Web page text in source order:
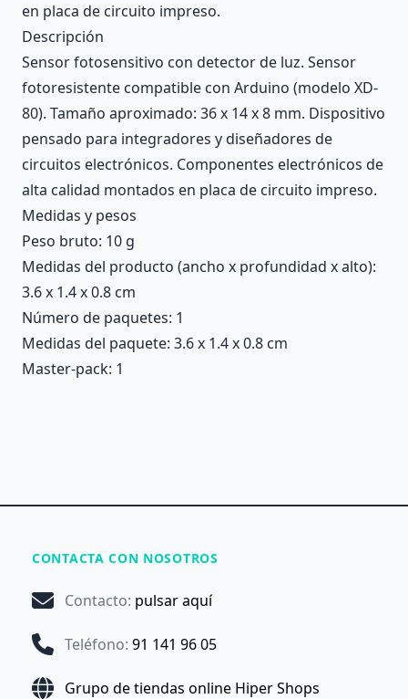
en placa de circuito impreso.
Descripción
Sensor fotosensitivo con detector de luz. Sensor
fotoresistente compatible con Arduino (modelo XD-
80). Tamaño aproximado: 36 x 14 x 8 mm. Dispositivo
pensado para integradores y diseñadores de
circuitos electrónicos. Componentes electrónicos de
alta calidad montados en placa de circuito impreso.
Medidas y pesos
Peso bruto: 10 g
Medidas del producto (ancho x profundidad x alto):
3.6 x 1.4 x 0.8 cm
Número de paquetes: 1
Medidas del paquete: 3.6 x 1.4 x 0.8 cm
Master-pack: 1
CONTACTA CON NOSOTROS
Contacto: pulsar aquí
Teléfono: 91 141 96 05
Grupo de tiendas online Hiper Shops